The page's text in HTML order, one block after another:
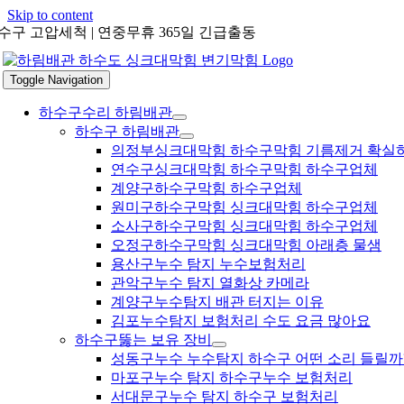
Skip to content
구 고압세척 | 연중무휴 365일 긴급출동
Toggle Navigation
하수구수리 하림배관
하수구 하림배관
의정부싱크대막힘 하수구막힘 기름제거 확실
연수구싱크대막힘 하수구막힘 하수구업체
계양구하수구막힘 하수구업체
원미구하수구막힘 싱크대막힘 하수구업체
소사구하수구막힘 싱크대막힘 하수구업체
오정구하수구막힘 싱크대막힘 아래층 물샘
용산구누수 탐지 누수보험처리
관악구누수 탐지 열화상 카메라
계양구누수탐지 배관 터지는 이유
김포누수탐지 보험처리 수도 요금 많아요
하수구뚫는 보유 장비
성동구누수 누수탐지 하수구 어떤 소리 들릴까
마포구누수 탐지 하수구누수 보험처리
서대문구누수 탐지 하수구 보험처리